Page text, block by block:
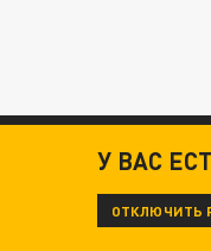
У ВАС
ОТКЛЮЧИТЬ